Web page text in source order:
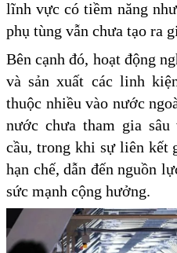
lĩnh vực có tiềm năng
phụ tùng vẫn chưa tạo ra
Bên cạnh đó, hoạt động
và sản xuất các linh
thuộc nhiều vào nước
nước chưa tham gia
cầu, trong khi sự liên kết
hạn chế, dẫn đến nguồn
sức mạnh cộng hưởng.